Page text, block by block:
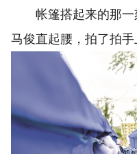
帐篷搭起来的那一
马俊直起腰，拍了拍手